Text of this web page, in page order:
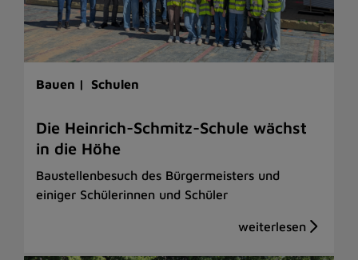
Bauen | Schulen
Die Heinrich-Schmitz-Schule wächst
in die Höhe
Baustellenbesuch des Bürgermeisters und
einiger Schülerinnen und Schüler